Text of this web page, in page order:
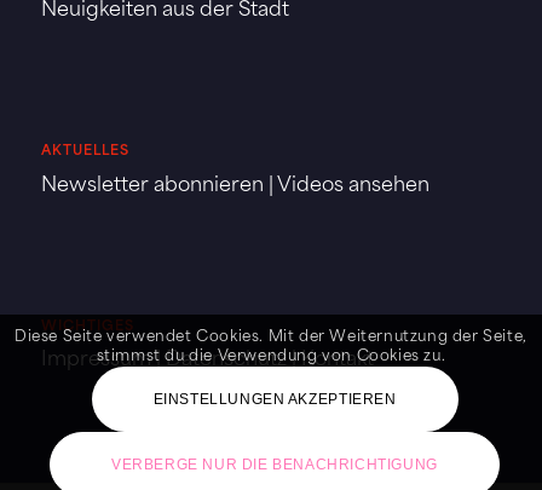
Neuigkeiten aus der Stadt
AKTUELLES
Newsletter abonnieren Videos ansehen
WICHTIGES
Impressum|Datenschutz|Kontakt
Diese Seite verwendet Cookies. Mit der Weiternutzung der Seite,
stimmst du die Verwendung von Cookies zu.
EINSTELLUNGEN AKZEPTIEREN
VERBERGE NUR DIE BENACHRICHTIGUNG